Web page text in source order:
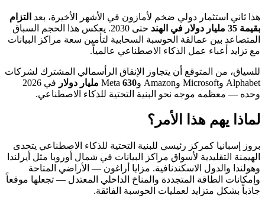
هذا ثاني استثمار دولي ضخم لأمازون في الأشهر الأخيرة، بعدالتزام
بقيمة 35 مليار دولار في الهند
حتى 2030. يعكس هذا الحجم السباق
المتصاعد بين عمالقة الحوسبة السحابية لتأمين سعة مراكز البيانات
مع تزايد أعباء عمل الذكاء الاصطناعي عالمياً.
للسياق، من المتوقع أن يتجاوز الإنفاق الرأسمالي المشترك لشركات
Alphabet وMicrosoft وAmazon وMeta
630 مليار دولار
في 2026
وحده — معظمه موجه نحو البنية التحتية للذكاء الاصطناعي.
لماذا يهم هذا الأمر؟
بروز إسبانيا كمركز رئيسي للبنية التحتية للذكاء الاصطناعي يتحدى
الهيمنة التقليدية لأسواق مراكز البيانات في شمال أوروبا مثل أيرلندا
وهولندا والدول الاسكندنافية. مزايا أراغون — الأراضي المتاحة
وإمكانات الطاقة المتجددة والمناخ الداخلي المعتدل — تجعلها موقعاً
جاذباً بشكل متزايد لعمليات الحوسبة الفائقة.